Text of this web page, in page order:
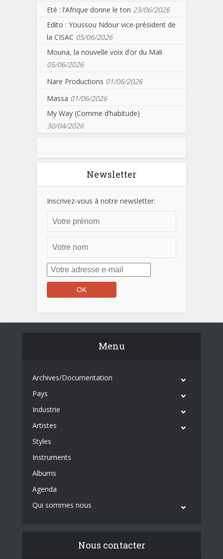
Eté : l’Afrique donne le ton 23/06/2026
Edito : Youssou Ndour vice-président de
la CISAC 05/06/2026
Mouna, la nouvelle voix d’or du Mali
05/06/2026
Nare Productions 01/06/2026
Massa 01/06/2026
My Way (Comme d’habitude)
30/04/2026
Newsletter
Inscrivez-vous à notre newsletter:
Menu
Archives/Documentation
Pays
Industrie
Artistes
Styles
Instruments
Albums
Agenda
Qui sommes nous
Nous contacter